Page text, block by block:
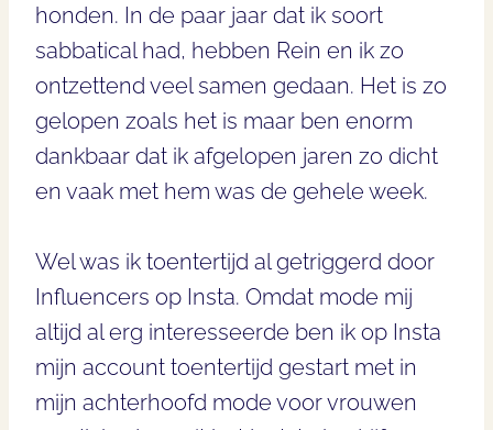
honden. In de paar jaar dat ik soort
sabbatical had, hebben Rein en ik zo
ontzettend veel samen gedaan. Het is zo
gelopen zoals het is maar ben enorm
dankbaar dat ik afgelopen jaren zo dicht
en vaak met hem was de gehele week.
Wel was ik toentertijd al getriggerd door
Influencers op Insta. Omdat mode mij
altijd al erg interesseerde ben ik op Insta
mijn account toentertijd gestart met in
mijn achterhoofd mode voor vrouwen